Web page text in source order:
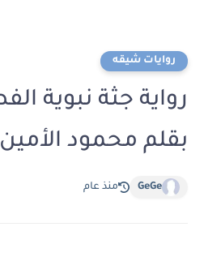
روايات شيقه
بقلم محمود الأمين
GeGe منذ عام